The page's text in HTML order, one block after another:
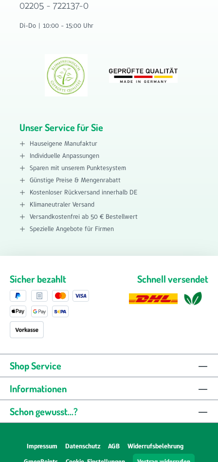
02205 - 722137-0
Di-Do | 10:00 - 15:00 Uhr
Unser Service für Sie
Hauseigene Manufaktur
Individuelle Anpassungen
Sparen mit unserem Punktesystem
Günstige Preise & Mengenrabatt
Kostenloser Rückversand innerhalb DE
Klimaneutraler Versand
Versandkostenfrei ab 50 € Bestellwert
Spezielle Angebote für Firmen
Sicher bezahlt Schnell versendet
Shop Service
Informationen
Schon gewusst...?
Impressum Datenschutz AGB
Widerrufsbelehrung